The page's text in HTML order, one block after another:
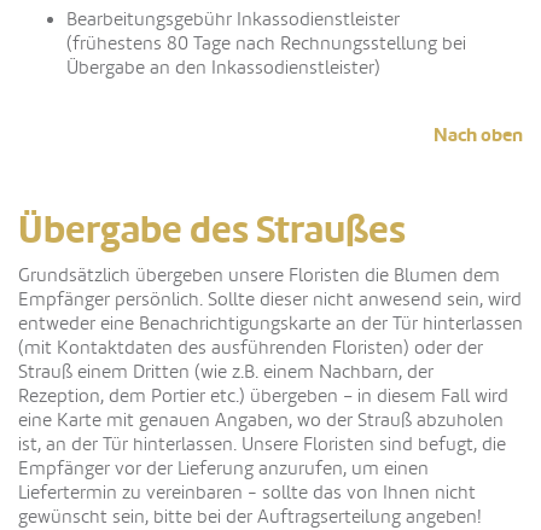
Bearbeitungsgebühr Inkassodienstleister
(frühestens 80 Tage nach Rechnungsstellung bei
Übergabe an den Inkassodienstleister)
Nach oben
Übergabe des Straußes
Grundsätzlich übergeben unsere Floristen die Blumen dem
Empfänger persönlich. Sollte dieser nicht anwesend sein, wird
entweder eine Benachrichtigungskarte an der Tür hinterlassen
(mit Kontaktdaten des ausführenden Floristen) oder der
Strauß einem Dritten (wie z.B. einem Nachbarn, der
Rezeption, dem Portier etc.) übergeben – in diesem Fall wird
eine Karte mit genauen Angaben, wo der Strauß abzuholen
ist, an der Tür hinterlassen. Unsere Floristen sind befugt, die
Empfänger vor der Lieferung anzurufen, um einen
Liefertermin zu vereinbaren - sollte das von Ihnen nicht
gewünscht sein, bitte bei der Auftragserteilung angeben!